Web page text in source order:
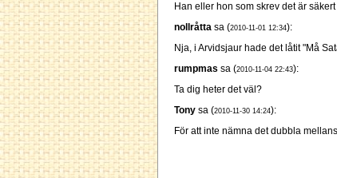
Han eller hon som skrev det är
nollråtta sa (2010-11-01 12:34):
Nja, i Arvidsjaur hade det låtit "Må
rumpmas sa (2010-11-04 22:43):
Ta dig heter det väl?
Tony sa (2010-11-30 14:24):
För att inte nämna det dubbla